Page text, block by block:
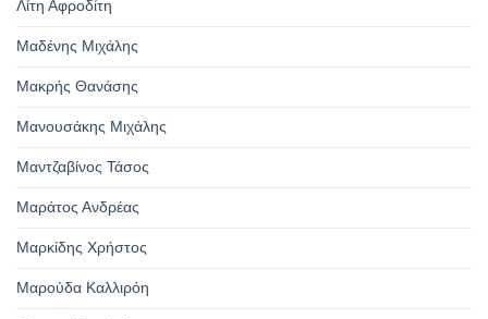
Λίτη Αφροδίτη
Μαδένης Μιχάλης
Μακρής Θανάσης
Μανουσάκης Μιχάλης
Μαντζαβίνος Τάσος
Μαράτος Ανδρέας
Μαρκίδης Χρήστος
Μαρούδα Καλλιρόη